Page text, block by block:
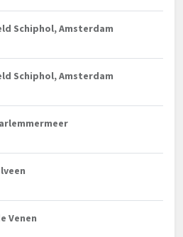
Schiphol, Amsterdam
Schiphol, Amsterdam
Venen